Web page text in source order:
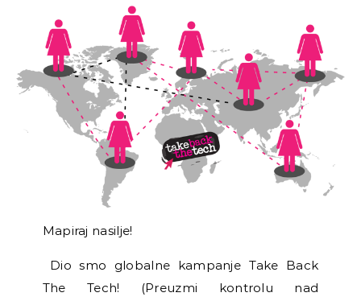
Mapiraj nasilje!
Dio smo globalne kampanje Take Back
The Tech! (Preuzmi kontrolu nad